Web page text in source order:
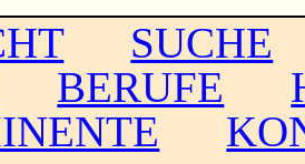
SUCHE
BERUFE